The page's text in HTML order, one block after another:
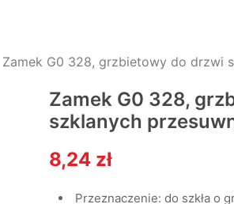
Zamek G0 328, grzbietowy do drzwi
Zamek G0 328,
szklanych
8,24 zł
Przeznaczenie: do szkła o